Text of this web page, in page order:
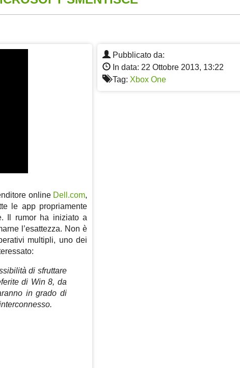
Pubblicato da:
In data: 22 Ottobre 2013, 13:22
Tag: Xbox One
onlineDell.com,
le app propriamente
Il rumor ha iniziato a
l’esattezza. Non è
multipli, uno dei
di sfruttare
di Win 8, da
in grado di